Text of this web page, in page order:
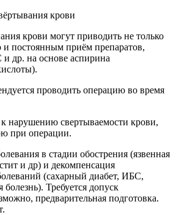
крови
крови могут приводить не только
и постоянным приём препаратов,
др. на основе аспирина
проводить операцию во время
нарушению свертываемости крови,
при операции.
в стадии обострения (язвенная
и др) и декомпенсация
(сахарный диабет, ИБС,
болезнь). Требуется допуск
предварительная подготовка.